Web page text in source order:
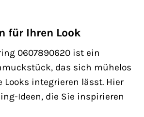
für Ihren Look
0607890620 ist ein
das sich mühelos
Looks integrieren lässt. Hier
Ideen, die Sie inspirieren